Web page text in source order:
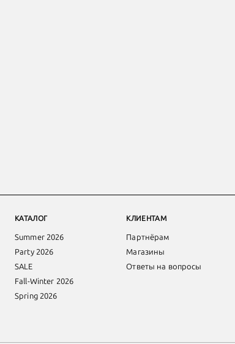
КАТАЛОГ
Summer 2026
Party 2026
SALE
Fall-Winter 2026
Spring 2026
КЛИЕНТАМ
Партнёрам
Магазины
Ответы на вопросы